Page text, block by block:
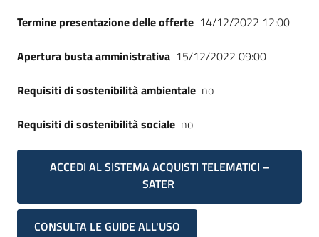
Termine presentazione delle offerte 14/12/2022 12:00
Apertura busta amministrativa 15/12/2022 09:00
Requisiti di sostenibilità ambientale no
Requisiti di sostenibilità sociale no
ACCEDI AL SISTEMA ACQUISTI TELEMATICI –
SATER
CONSULTA LE GUIDE ALL'USO